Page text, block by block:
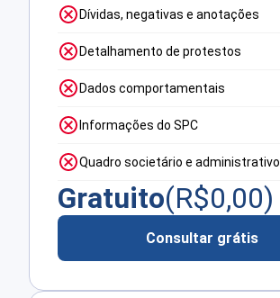
Dívidas, negativas e anotações
Detalhamento de protestos
Dados comportamentais
Informações do SPC
Quadro societário e administrativo
Gratuito(R$0,00)
Consultar grátis